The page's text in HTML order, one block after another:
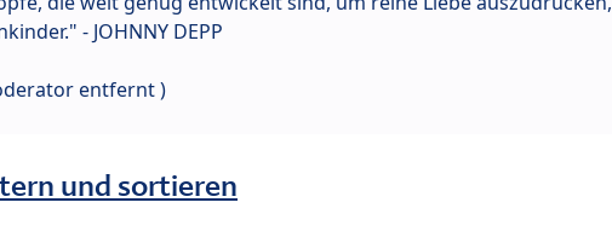
- JOHNNY DEPP
entfernt )
und sortieren